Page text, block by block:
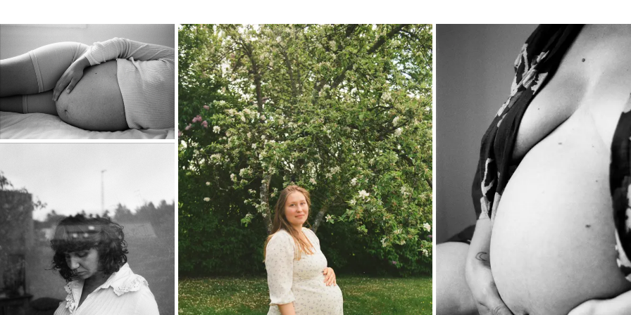
FOTOGRAF TILDE
Gravid